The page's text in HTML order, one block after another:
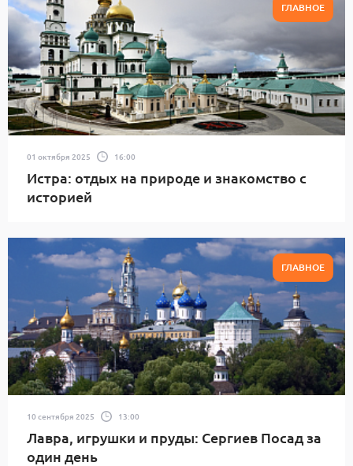
ГЛАВНОЕ
01 октября 2025 16:00
Истра: отдых на природе и знакомство с
историей
ГЛАВНОЕ
10 сентября 2025 13:00
Лавра, игрушки и пруды: Сергиев Посад за
один день